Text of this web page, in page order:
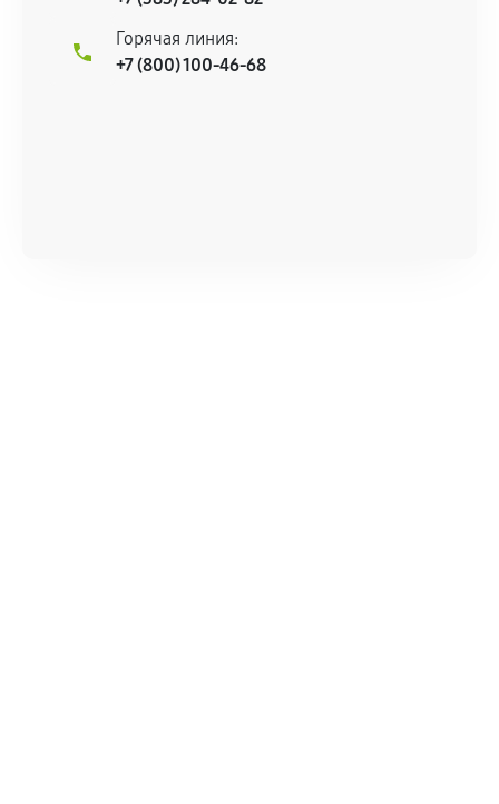
Горячая линия:
+7 (800) 100-46-68